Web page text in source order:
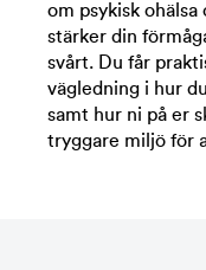
om psykisk ohälsa
stärker din
svårt. Du får
vägledning i hur
samt hur ni på er
tryggare miljö för